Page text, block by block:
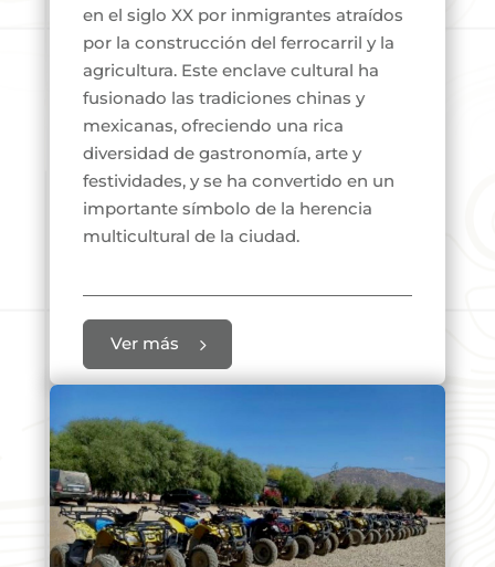
en el siglo XX por inmigrantes atraídos
por la construcción del ferrocarril y la
agricultura. Este enclave cultural ha
fusionado las tradiciones chinas y
mexicanas, ofreciendo una rica
diversidad de gastronomía, arte y
festividades, y se ha convertido en un
importante símbolo de la herencia
multicultural de la ciudad.
Ver más